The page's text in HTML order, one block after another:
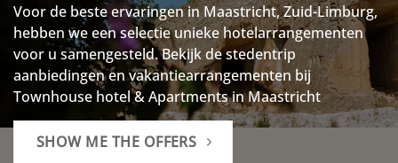
Voor de beste ervaringen in Maastricht, Zuid-Limburg,
hebben we een selectie unieke hotelarrangementen
voor u samengesteld.Bekijk de stedentrip
aanbiedingen en vakantiearrangementen bij
Townhouse hotel & Apartments in Maastricht
SHOW ME THE OFFERS